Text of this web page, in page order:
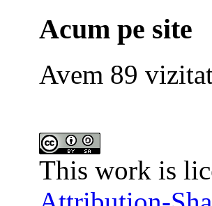
Acum pe site
Avem 89
This work is